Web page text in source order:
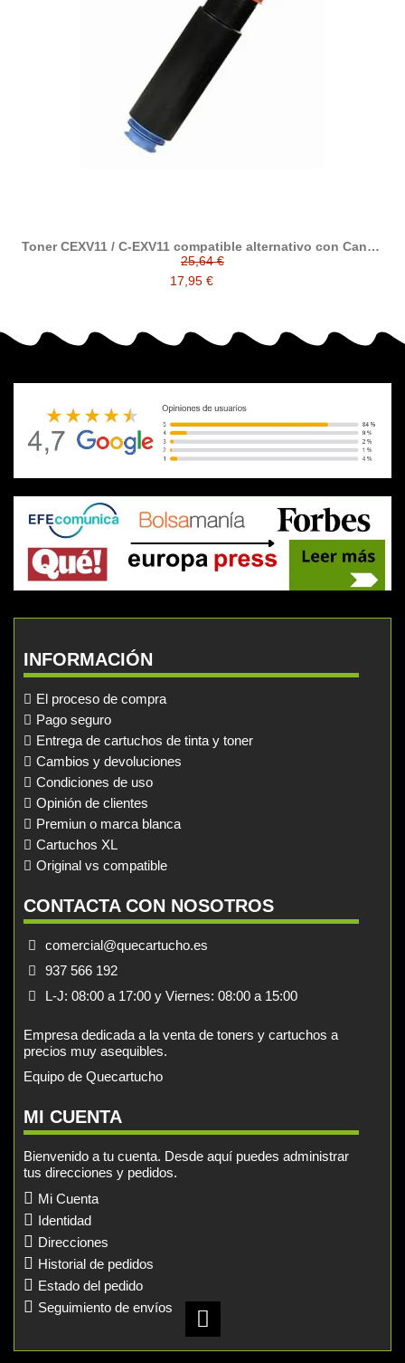
Toner CEXV11 / C-EXV11 compatible alternativo con Canon
C-EXV11
25,64 €
17,95 €
INFORMACIÓN
El proceso de compra
Pago seguro
Entrega de cartuchos de tinta y toner
Cambios y devoluciones
Condiciones de uso
Opinión de clientes
Premiun o marca blanca
Cartuchos XL
Original vs compatible
CONTACTA CON NOSOTROS
comercial@quecartucho.es
937 566 192
L-J: 08:00 a 17:00 y Viernes: 08:00 a 15:00
Empresa dedicada a la venta de toners y cartuchos a
precios muy asequibles.
Equipo de Quecartucho
MI CUENTA
Bienvenido a tu cuenta. Desde aquí puedes administrar
tus direcciones y pedidos.
Mi Cuenta
Identidad
Direcciones
Historial de pedidos
Estado del pedido
Seguimiento de envíos